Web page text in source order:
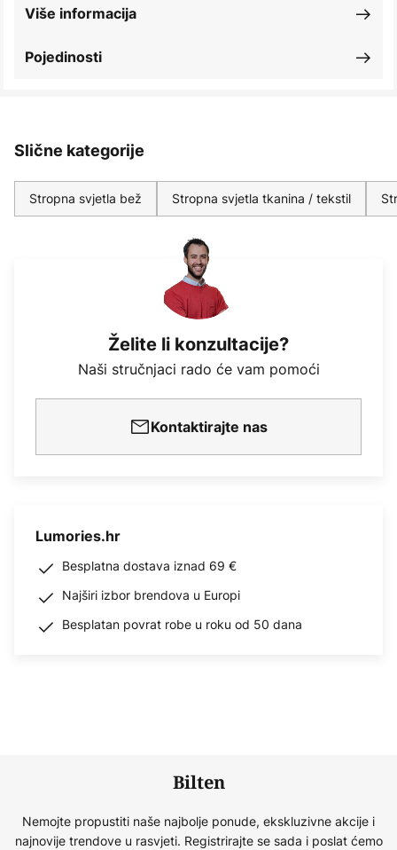
Pojedinosti
Više informacija
Slične kategorije
Stropna svjetla bež Stropna svjetla tkanina / tekstil
Želite li konzultacije?
Naši stručnjaci rado će vam pomoći
Kontaktirajte nas
Lumories.hr
Besplatna dostava iznad 69 €
Najširi izbor brendova u Europi
Besplatan povrat robe u roku od 50 dana
Bilten
Nemojte propustiti naše najbolje ponude, ekskluzivne akcije i
najnovije trendove u rasvjeti. Registrirajte se sada i poslat ćemo